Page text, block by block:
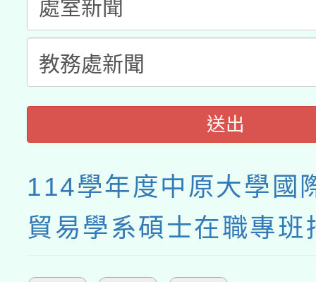
送出
114學年度中原大學國
貿易學系碩士在職專班